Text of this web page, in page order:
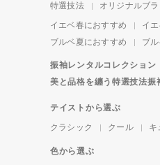
特選技法 オリジナルブ
イエベ春におすすめ
イ
ブルベ夏におすすめ
ブ
振袖レンタルコレクション
美と品格を纏う特選技法振
テイストから選ぶ
クラシック
クール キ
色から選ぶ